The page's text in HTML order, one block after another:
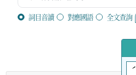
詞目音讀 對應國語 全文查詢
ˊ